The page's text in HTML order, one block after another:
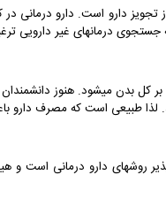
تجویز دارو است. دارو درمانی
درمانهای غیر دارویی
کل بدن میشود. هنوز
لذا طبیعی است که مصرف دارو
روشهای دارو درمانی است و